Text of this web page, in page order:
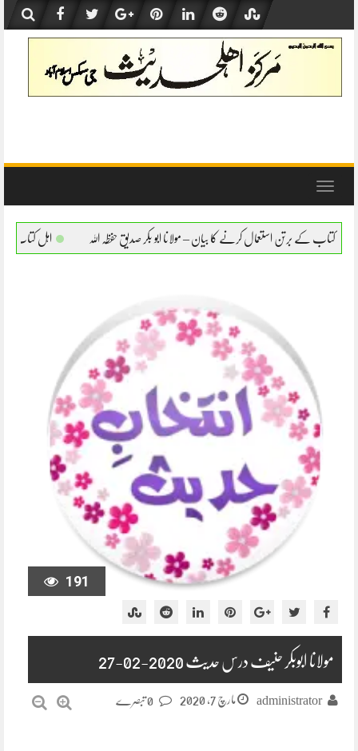
content
Toggle
کا بیان – مولانا ابو بکر صدیق حفظہ اللہ اہل کتاب کے برتن استعمال کرنے کا بیان –
191
مولانا ابوبکر حنیف درس حدیث 2020-02-27
administrator مارچ 7, 2020